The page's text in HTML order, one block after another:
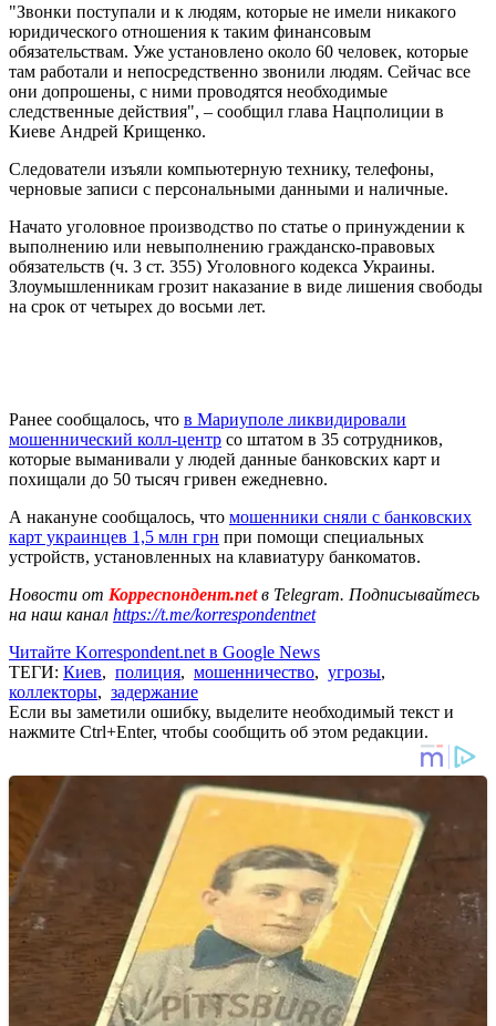
"Звонки поступали и к людям, которые не имели никакого
юридического отношения к таким финансовым
обязательствам. Уже установлено около 60 человек, которые
там работали и непосредственно звонили людям. Сейчас все
они допрошены, с ними проводятся необходимые
следственные действия", – сообщил глава Нацполиции в
Киеве Андрей Крищенко.
Следователи изъяли компьютерную технику, телефоны,
черновые записи с персональными данными и наличные.
Начато уголовное производство по статье о принуждении к
выполнению или невыполнению гражданско-правовых
обязательств (ч. 3 ст. 355) Уголовного кодекса Украины.
Злоумышленникам грозит наказание в виде лишения свободы
на срок от четырех до восьми лет.
Ранее сообщалось, что в Мариуполе ликвидировали
мошеннический колл-центр со штатом в 35 сотрудников,
которые выманивали у людей данные банковских карт и
похищали до 50 тысяч гривен ежедневно.
А накануне сообщалось, что мошенники сняли с банковских
карт украинцев 1,5 млн грн при помощи специальных
устройств, установленных на клавиатуру банкоматов.
Новости от Корреспондент.netв Telegram. Подписывайтесь
на наш канал https://t.me/korrespondentnet
Читайте Korrespondent.net в Google News
ТЕГИ: Киев, полиция, мошенничество, угрозы,
коллекторы, задержание
Если вы заметили ошибку, выделите необходимый текст и
нажмите Ctrl+Enter, чтобы сообщить об этом редакции.